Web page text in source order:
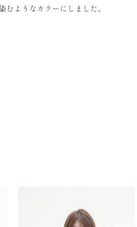
むようなカラーにしました。